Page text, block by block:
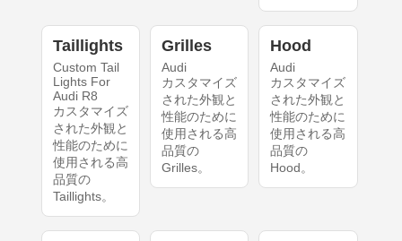
Taillights
Custom Tail
Lights For
Audi R8
カスタマイズ
された外観と
性能のために
使用される高
品質の
Taillights。
Grilles
Audi
カスタマイズ
された外観と
性能のために
使用される高
品質の
Grilles。
Hood
Audi
カスタマイズ
された外観と
性能のために
使用される高
品質の
Hood。